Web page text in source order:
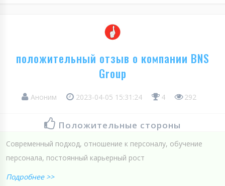
положительный отзыв о компании BNS
Group
Аноним 2023-04-05 15:31:24 4 292
Положительные стороны
Современный подход, отношение к персоналу, обучение
персонала, постоянный карьерный рост
Подробнее >>